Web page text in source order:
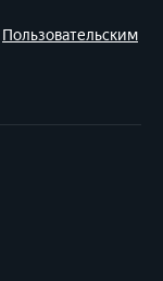
Пользовательским